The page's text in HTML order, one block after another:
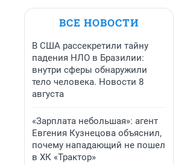
ВСЕ НОВОСТИ
В США рассекретили тайну
падения НЛО в Бразилии:
внутри сферы обнаружили
тело человека. Новости 8
августа
«Зарплата небольшая»: агент
Евгения Кузнецова объяснил,
почему нападающий не пошел
в ХК «Трактор»